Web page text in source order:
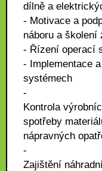
dílně a
- Motivace a
náboru a školení
- Řízení operací
- Implementace
systémech
-
Kontrola
spotřeby
nápravných
-
Zajištění